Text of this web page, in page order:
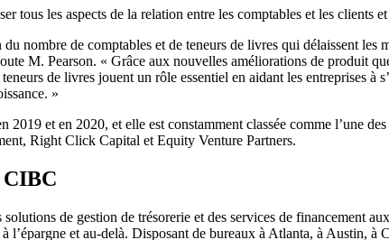
tous les aspects de la relation entre les comptables et les clients
nombre de comptables et de teneurs de livres qui délaissent
M. Pearson. « Grâce aux nouvelles améliorations de produit
de livres jouent un rôle essentiel en aidant les entreprises à
»
et en 2020, et elle est constamment classée comme l’une
Right Click Capital et Equity Venture Partners.
CIBC
de gestion de trésorerie et des services de financement
l’épargne et au-delà. Disposant de bureaux à Atlanta, à Austin,